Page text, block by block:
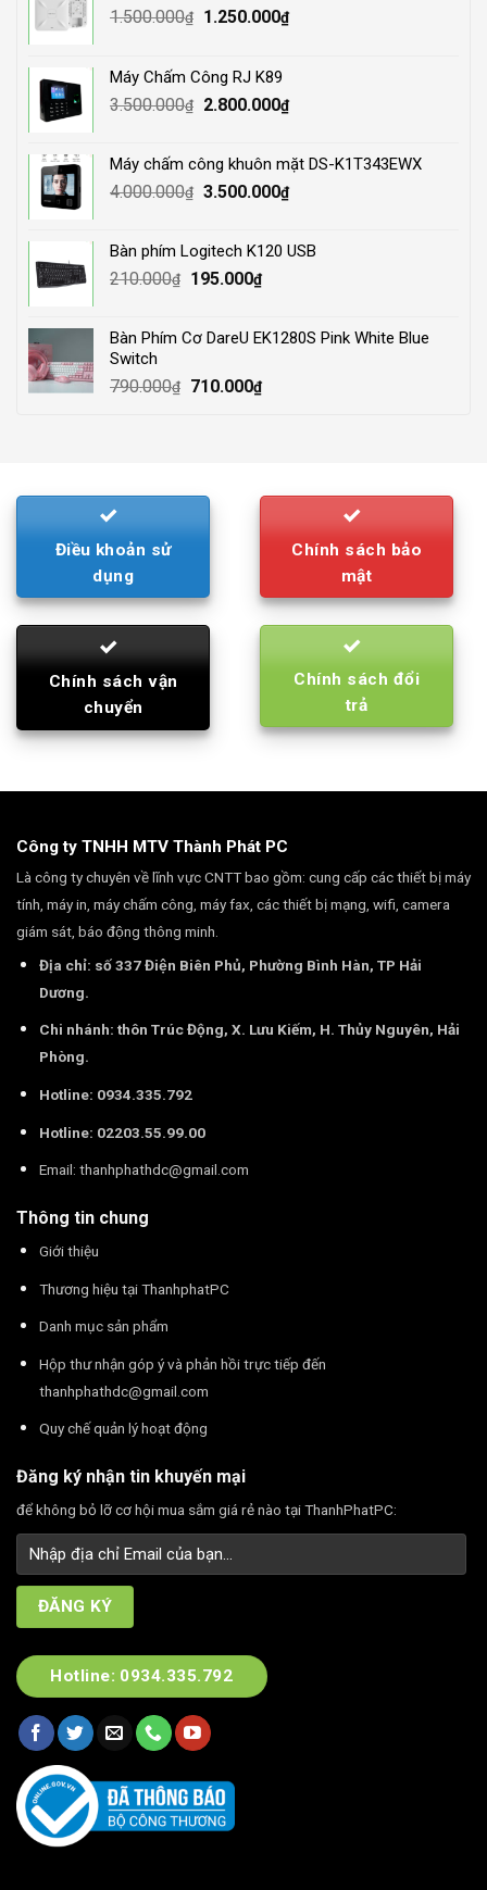
1.500.000₫
Original
1.500.000₫.
1.250.000₫Current
Máy Chấm Công RJ K89
3.500.000₫
Original
3.500.000₫.
2.800.000₫Current
2.800.000₫.
Máy chấm công khuôn mặt DS-K1T343EWX
4.000.000₫ Original
4.000.000₫.
3.500.000₫Current
3.500.000₫.
Bàn phím Logitech K120 USB
210.000₫
Original
210.000₫.
195.000₫Current
195.000₫.
Bàn Phím Cơ DareU EK1280S Pink White Blue
Switch
790.000₫
Original
710.000₫Current
Điều khoản sử
dụng
Chính sách bảo
mật
Chính sách vận
chuyển
Chính sách đổi
trả
Công ty TNHH MTV Thành Phát PC
Là công ty chuyên về lĩnh vực CNTT bao gồm: cung cấp các thiết bị máy
tính, máy in, máy chấm công, máy fax, các thiết bị mạng, wifi, camera
giám sát, báo động thông minh.
Địa chỉ: số 337 Điện Biên Phủ, Phường Bình Hàn, TP Hải
Dương.
Chi nhánh: thôn Trúc Động, X. Lưu Kiếm, H. Thủy Nguyên, Hải
Phòng.
Hotline: 0934.335.792
Hotline: 02203.55.99.00
Email: thanhphathdc@gmail.com
Thông tin chung
Giới thiệu
Thương hiệu tại ThanhphatPC
Danh mục sản phẩm
Hộp thư nhận góp ý và phản hồi trực tiếp đến
thanhphathdc@gmail.com
Quy chế quản lý hoạt động
Đăng ký nhận tin khuyến mại
để không bỏ lỡ cơ hội mua sắm giá rẻ nào tại ThanhPhatPC:
Hotline: 0934.335.792